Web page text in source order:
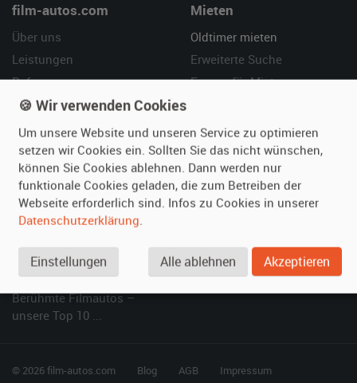
film-autos.com
Über uns
Leistungen
Referenzen
Kundenmeinungen
Mieten
Oldtimer mieten
Erweiterte Suche
Fragen für Mieter
Vermieten
Oldtimer anmelden
Fotos senden
Fragen für Vermieter
Hilfe
Häufige Fragen (FAQ)
So funktioniert's
SPECIAL
Berühmte Filmautos –
unsere Top 10 ...
© 2026 film-autos.com Blog AGB Impressum
🍪 Wir verwenden Cookies
Um unsere Website und unseren Service zu optimieren
setzen wir Cookies ein. Sollten Sie das nicht wünschen,
können Sie Cookies ablehnen. Dann werden nur
funktionale Cookies geladen, die zum Betreiben der
Webseite erforderlich sind. Infos zu Cookies in unserer
Datenschutzerklärung.
Einstellungen Alle ablehnen Akzeptieren